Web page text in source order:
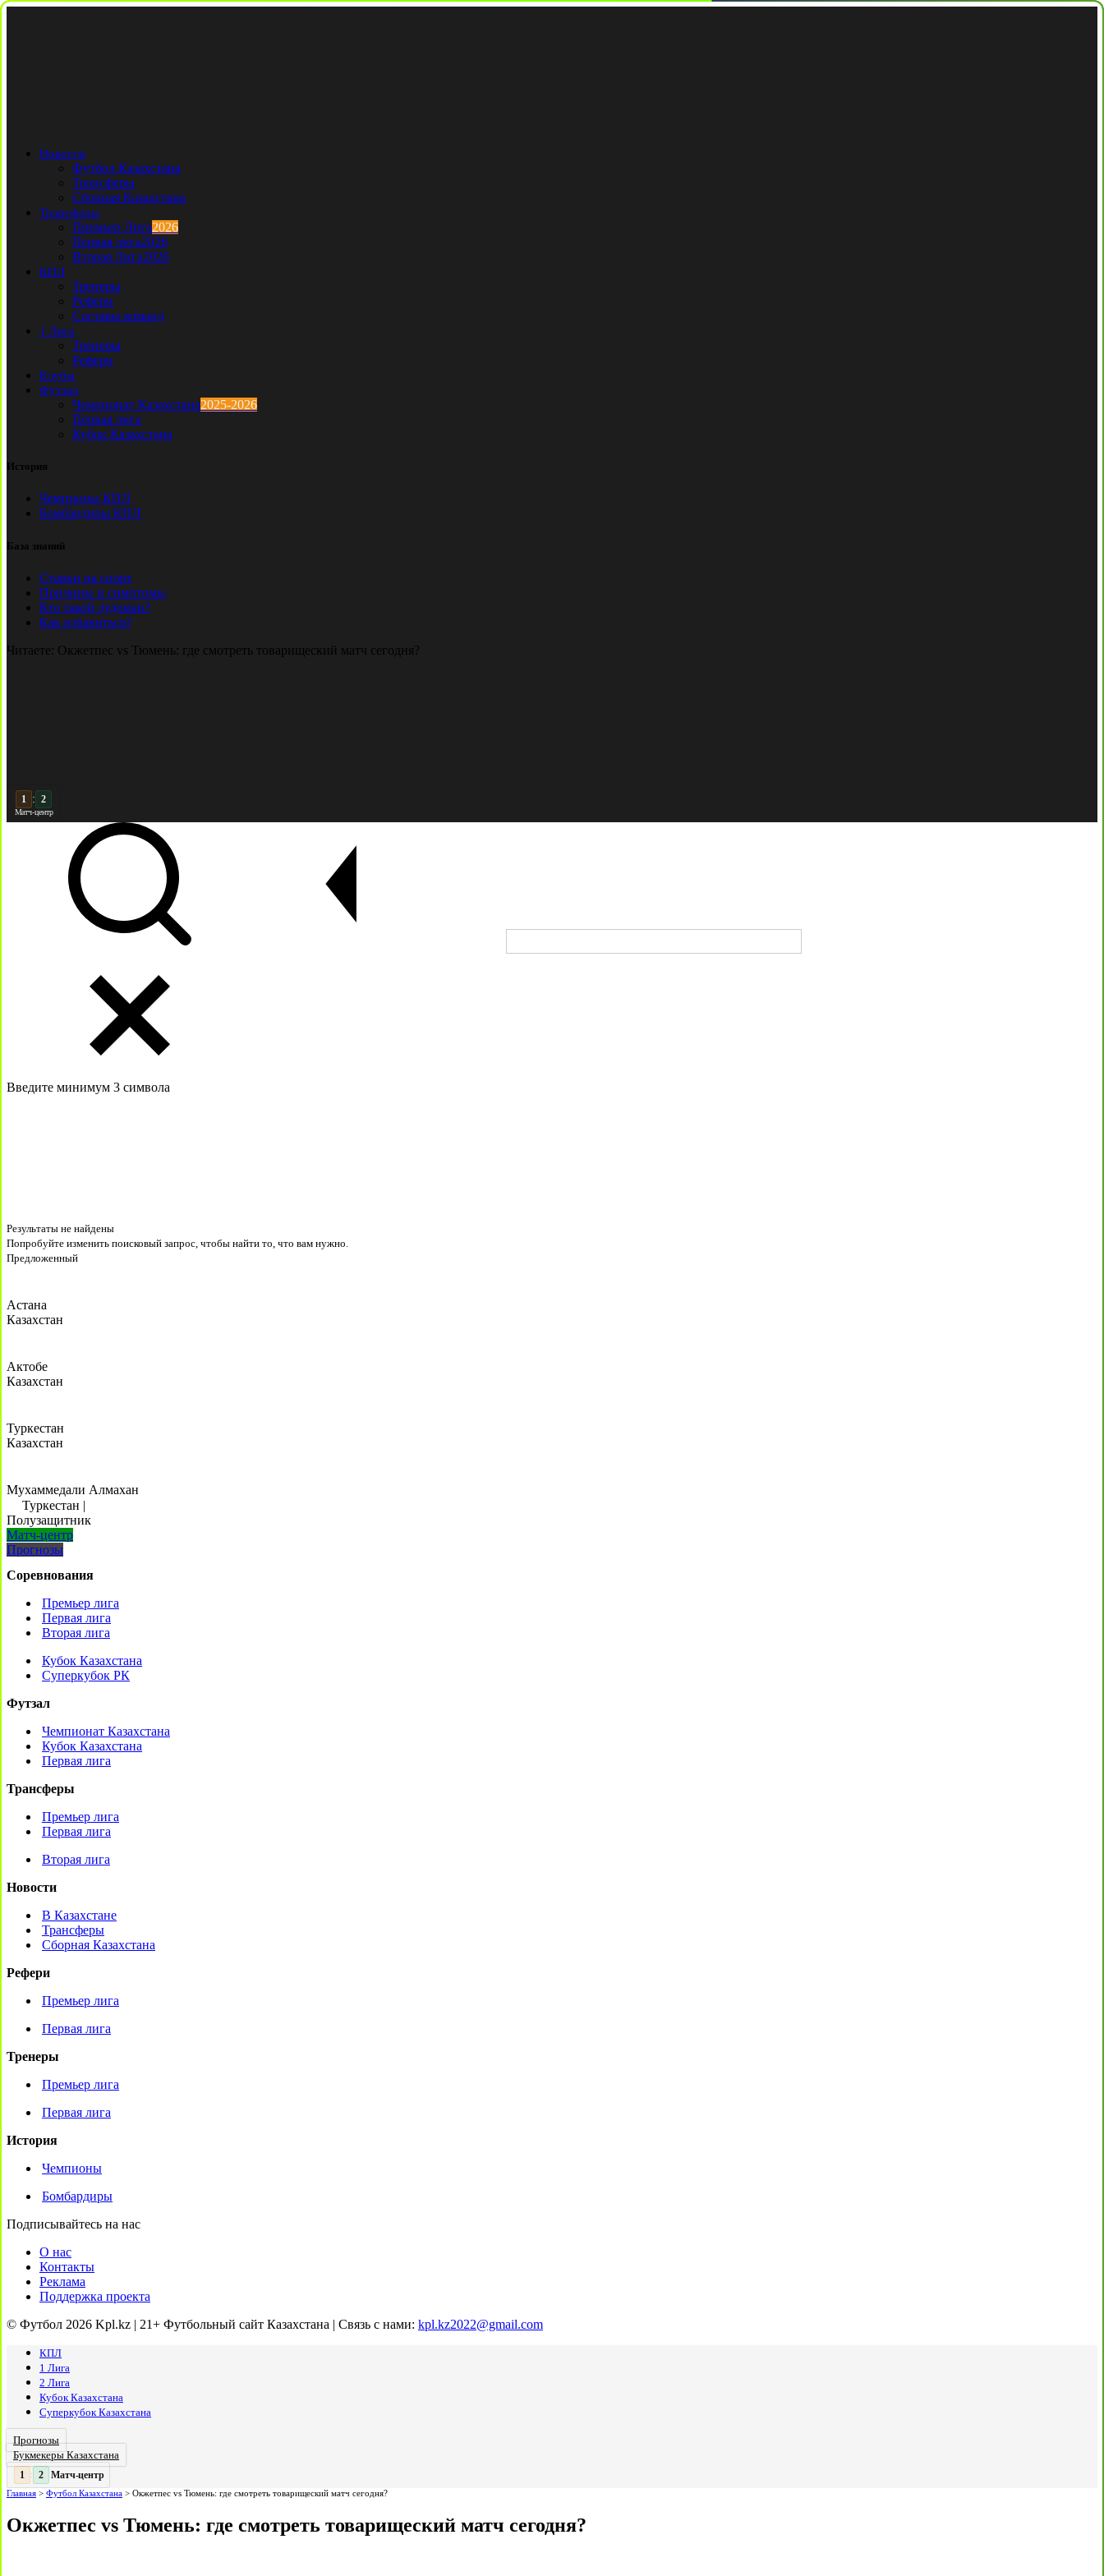
Новости
Футбол Казахстана
Трансферы
Сборная Казахстана
Трансферы
Премьер Лига2026
Первая лига2026
Вторая Лига2026
КПЛ
Тренеры
Рефери
Составы команд
1 Лига
Тренеры
Рефери
Клубы
Футзал
Чемпионат Казахстана2025-2026
Первая лига
Кубок Казахстана
История
Чемпионы КПЛ
Бомбардиры КПЛ
База знаний
Ставки на спорт
Причины и симптомы
Кто такой лудоман?
Как избавиться?
Читаете: Окжетпес vs Тюмень: где смотреть товарищеский матч сегодня?
2 : 2
Матч-центр
Введите минимум 3 символа
Результаты не найдены
Попробуйте изменить поисковый запрос, чтобы найти то, что вам нужно.
Предложенный
Астана
Казахстан
Актобе
Казахстан
Туркестан
Казахстан
Мухаммедали Алмахан
Туркестан |
Полузащитник
Матч-центр
Прогнозы
Соревнования
Премьер лига
Первая лига
Вторая лига
Кубок Казахстана
Суперкубок РК
Футзал
Чемпионат Казахстана
Кубок Казахстана
Первая лига
Трансферы
Премьер лига
Первая лига
Вторая лига
Новости
В Казахстане
Трансферы
Сборная Казахстана
Рефери
Премьер лига
Первая лига
Тренеры
Премьер лига
Первая лига
История
Чемпионы
Бомбардиры
Подписывайтесь на нас
О нас
Контакты
Реклама
Поддержка проекта
© Футбол 2026 Kpl.kz | 21+ Футбольный сайт Казахстана | Связь с нами: kpl.kz2022@gmail.com
КПЛ
1 Лига
2 Лига
Кубок Казахстана
Суперкубок Казахстана
Прогнозы
Букмекеры Казахстана
2 : 2 Матч-центр
Главная > Футбол Казахстана > Окжетпес vs Тюмень: где смотреть товарищеский матч сегодня?
Окжетпес vs Тюмень: где смотреть товарищеский матч сегодня?